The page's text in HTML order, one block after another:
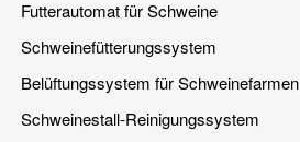
Futterautomat für Schweine
Schweinefütterungssystem
Belüftungssystem für Schweinefarmen
Schweinestall-Reinigungssystem